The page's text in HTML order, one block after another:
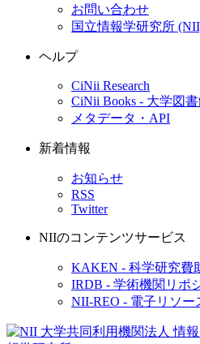
お問い合わせ
国立情報学研究所
ヘルプ
CiNii Research
CiNii Books - 大学図
メタデータ・API
新着情報
お知らせ
RSS
Twitter
NIIのコンテンツサービス
KAKEN - 科学研究費
IRDB - 学術機関リポ
NII-REO - 電子リソー